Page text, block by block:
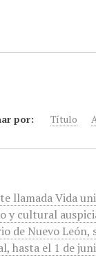
por: Título
llamada Vida
y cultural
de Nuevo León,
hasta el 1 de